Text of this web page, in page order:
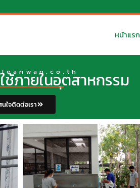
หน้าแรก
ช้ภายในอุตสาหกรรม
ใจติดต่อเรา